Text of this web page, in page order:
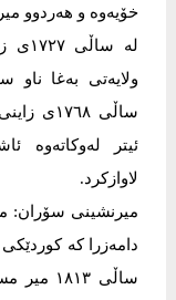
خۆیەوە و ھەردوو
لە
ولایەتی بەغا
ساڵی
ئیتر لەوکاتەوە
لاوازکرد.
میرنشینی سۆران:
دامەزرا کە
ساڵی